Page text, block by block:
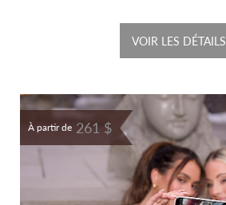
VOIR LES DÉTAILS
À partir de 261 $